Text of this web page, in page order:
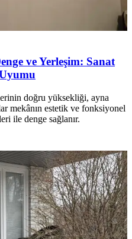
ve Yerleşim: Sanat
doğru yüksekliği, ayna
mekânın estetik ve fonksiyonel
ile denge sağlanır.